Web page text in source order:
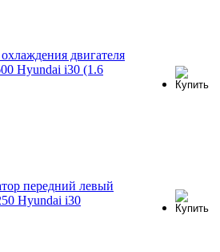
двигателя
Hyundai i30 (1.6
передний левый
Hyundai i30